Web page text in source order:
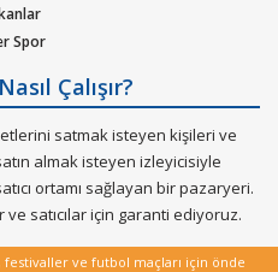
Spor
Çalışır?
satmak isteyen kişileri ve
almak isteyen izleyicisiyle
ortamı sağlayan bir pazaryeri.
ve satıcılar için garanti ediyoruz.
ve futbol maçları için önde